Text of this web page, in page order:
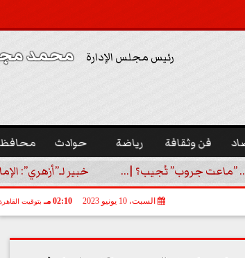
رئيس مجلس الإدارة محمد
فن وثقافة رياضة حوادث
”ماعت جروب” تُجيب؟ |... خبير لـ”أزهري”:
السبت، 10 يونيو 2023 02:10 مـ بتوقيت